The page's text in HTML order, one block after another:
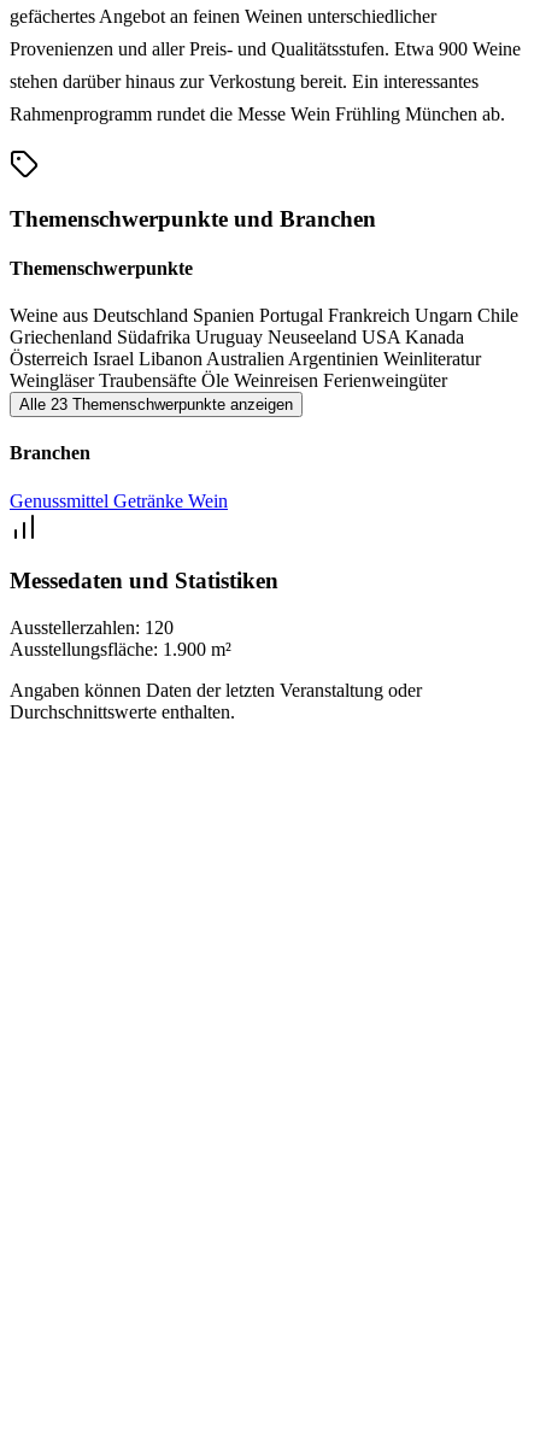
gefächertes Angebot an feinen Weinen unterschiedlicher
Provenienzen und aller Preis- und Qualitätsstufen. Etwa 900 Weine
stehen darüber hinaus zur Verkostung bereit. Ein interessantes
Rahmenprogramm rundet die Messe Wein Frühling München ab.
Themenschwerpunkte und Branchen
Themenschwerpunkte
Weine aus Deutschland Spanien Portugal Frankreich Ungarn Chile
Griechenland Südafrika Uruguay Neuseeland USA Kanada
Österreich Israel Libanon Australien Argentinien Weinliteratur
WeingläserTraubensäfte Öle Weinreisen Ferienweingüter
Alle 23 Themenschwerpunkte anzeigen
Branchen
Genussmittel Getränke Wein
Messedaten und Statistiken
Ausstellerzahlen: 120
Ausstellungsfläche: 1.900 m²
Angaben können Daten der letzten Veranstaltung oder
Durchschnittswerte enthalten.